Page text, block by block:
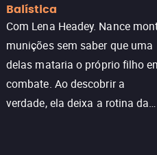
Balística
Com Lena Headey. Nance
munições sem saber que uma
delas mataria o próprio filho
combate. Ao descobrir a
verdade, ela deixa a rotina da